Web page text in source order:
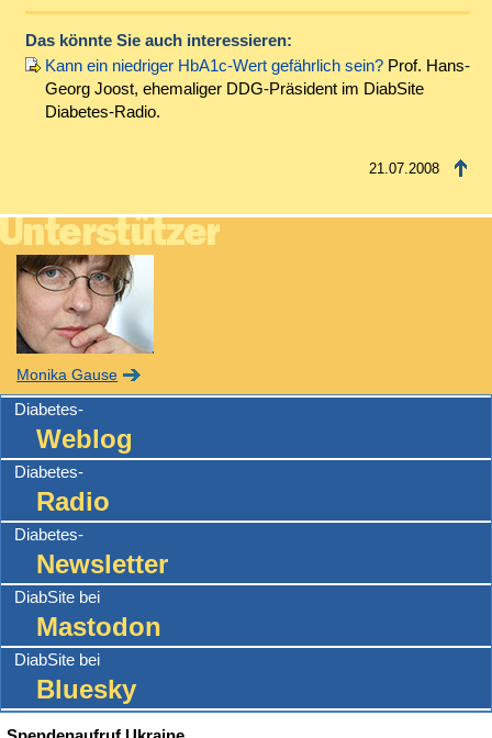
Das könnte Sie auch interessieren:
Kann ein niedriger HbA1c-Wert gefährlich sein?Prof. Hans-
Georg Joost, ehemaliger DDG-Präsident im DiabSite
Diabetes-Radio.
21.07.2008
Monika Gause
Diabetes-
Weblog
Diabetes-
Radio
Diabetes-
Newsletter
DiabSite bei
Mastodon
DiabSite bei
Bluesky